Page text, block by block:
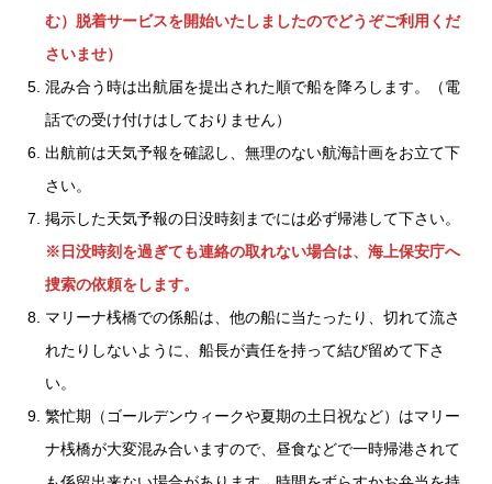
む）脱着サービスを開始いたしましたのでどうぞご利用くだ
さいませ）
混み合う時は出航届を提出された順で船を降ろします。（電
話での受け付けはしておりません）
出航前は天気予報を確認し、無理のない航海計画をお立て下
さい。
掲示した天気予報の日没時刻までには必ず帰港して下さい。
※日没時刻を過ぎても連絡の取れない場合は、海上保安庁へ
捜索の依頼をします。
マリーナ桟橋での係船は、他の船に当たったり、切れて流さ
れたりしないように、船長が責任を持って結び留めて下さ
い。
繁忙期（ゴールデンウィークや夏期の土日祝など）はマリー
ナ桟橋が大変混み合いますので、昼食などで一時帰港されて